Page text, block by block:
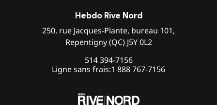
Hebdo Rive Nord
250, rue Jacques-Plante, bureau 101,
Repentigny (QC) J5Y 0L2
514 394-7156
Ligne sans frais:1 888 767-7156